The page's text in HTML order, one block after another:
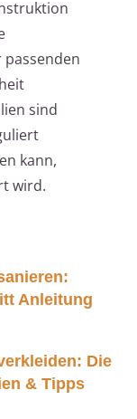
sind
kann,
wird.
Anleitung
Die
& Tipps